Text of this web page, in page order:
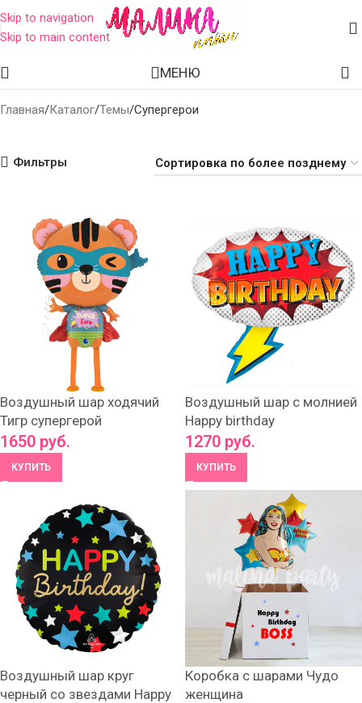
Skip to navigation
Skip to main content
МЕНЮ
Воздушные шары супергерои
Главная Каталог Темы Супергерои
Фильтры
Воздушный шар ходячий
Тигр супергерой
1650 руб.
КУПИТЬ
Воздушный шар с молнией
Happy birthday
1270 руб.
КУПИТЬ
Воздушный шар круг
черный со звездами Happy
Коробка с шарами Чудо
женщина